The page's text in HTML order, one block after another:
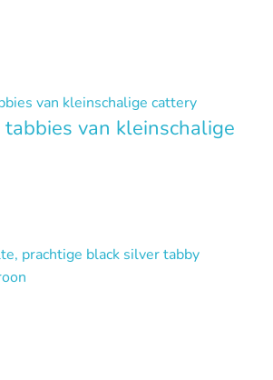
van kleinschalige
prachtige black silver tabby